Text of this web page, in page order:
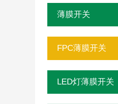
薄膜开关
FPC薄膜开关
LED灯薄膜开关